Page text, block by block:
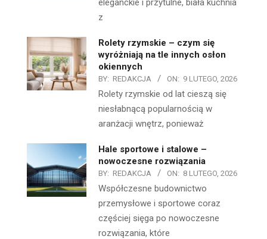
z
Rolety rzymskie – czym się
wyróżniają na tle innych osłon
okiennych
BY: REDAKCJA ON: 9 LUTEGO, 2026
Rolety rzymskie od lat cieszą się
niesłabnącą popularnością w
aranżacji wnętrz, ponieważ
Hale sportowe i stalowe –
nowoczesne rozwiązania
BY: REDAKCJA ON: 8 LUTEGO, 2026
Współczesne budownictwo
przemysłowe i sportowe coraz
częściej sięga po nowoczesne
rozwiązania, które